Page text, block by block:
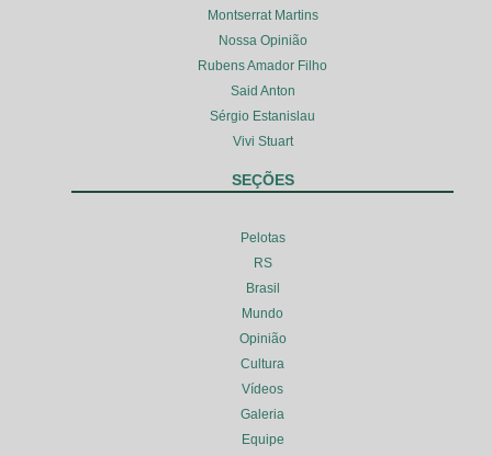
Montserrat Martins
Nossa Opinião
Rubens Amador Filho
Said Anton
Sérgio Estanislau
Vivi Stuart
SEÇÕES
Pelotas
RS
Brasil
Mundo
Opinião
Cultura
Vídeos
Galeria
Equipe